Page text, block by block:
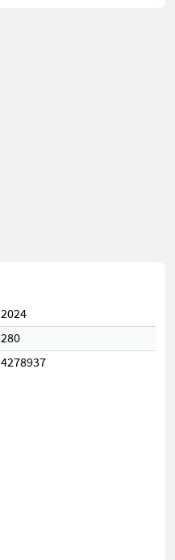
2024
280
4278937